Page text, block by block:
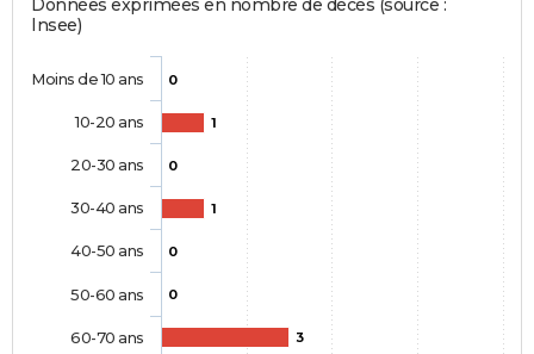
Données exprimées en nombre de décès (source :
Insee)
0
1
0
1
0
0
3
Moins de 10 ans
10-20 ans
20-30 ans
30-40 ans
40-50 ans
50-60 ans
60-70 ans